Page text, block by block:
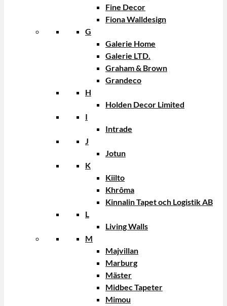
Fine Decor
Fiona Walldesign
G
Galerie Home
Galerie LTD.
Graham & Brown
Grandeco
H
Holden Decor Limited
I
Intrade
J
Jotun
K
Kiilto
Khrôma
Kinnalin Tapet och Logistik AB
L
Living Walls
M
Majvillan
Marburg
Mäster
Midbec Tapeter
Mimou